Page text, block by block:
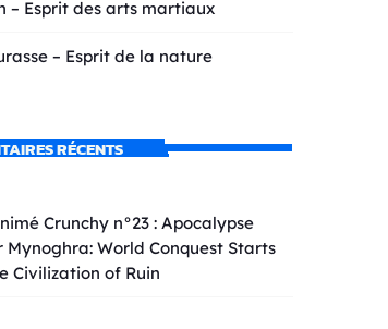
– Esprit des arts martiaux
– Esprit de la nature
RÉCENTS
Crunchy n°23 : Apocalypse
Mynoghra: World Conquest Starts
Civilization of Ruin